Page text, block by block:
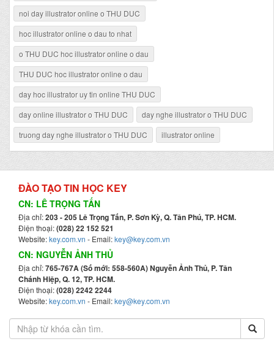
noi day illustrator online o THU DUC
hoc illustrator online o dau to nhat
o THU DUC hoc illustrator online o dau
THU DUC hoc illustrator online o dau
day hoc illustrator uy tin online THU DUC
day online illustrator o THU DUC
day nghe illustrator o THU DUC
truong day nghe illustrator o THU DUC
illustrator online
ĐÀO TẠO TIN HỌC KEY
CN: LÊ TRỌNG TẤN
Địa chỉ:203 - 205 Lê Trọng Tấn, P. Sơn Kỳ, Q. Tân Phú, TP. HCM.
Điện thoại:(028) 22 152 521
Website:key.com.vn - Email:key@key.com.vn
CN: NGUYỄN ẢNH THỦ
Địa chỉ:765-767A (Số mới: 558-560A) Nguyễn Ảnh Thủ, P. Tân
Chánh Hiệp, Q. 12, TP. HCM.
Điện thoại:(028) 2242 2244
Website:key.com.vn - Email:key@key.com.vn